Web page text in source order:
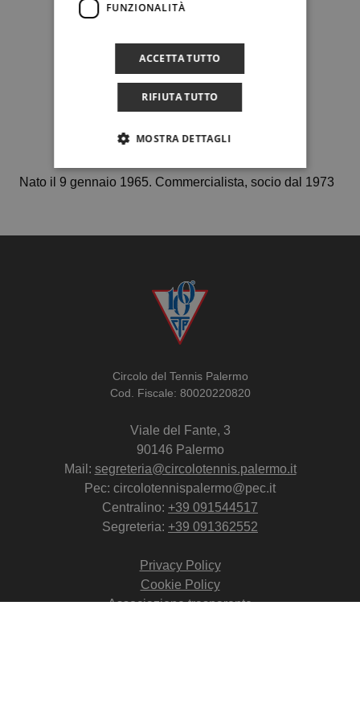
Nato il 9 gennaio 1965. Commercialista, socio dal 1973
Circolo del Tennis Palermo
Cod. Fiscale: 80020220820
Viale del Fante, 3
90146 Palermo
Mail: segreteria@circolotennis.palermo.it
Pec: circolotennispalermo@pec.it
Centralino: +39 091544517
Segreteria: +39 091362552
Privacy Policy
Cookie Policy
Associazione trasparente
FUNZIONALITÀ
ACCETTA TUTTO
RIFIUTA TUTTO
MOSTRA DETTAGLI